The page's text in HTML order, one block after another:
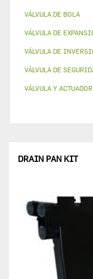
VÁLVULA DE BOLA
VÁLVULA DE
VÁLVULA DE
VÁLVULA DE
VÁLVULA Y ACTUADOR
DRAIN PAN KIT